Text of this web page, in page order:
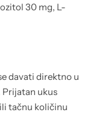
30 mg, L-
davati direktno u
Prijatan ukus
tačnu količinu